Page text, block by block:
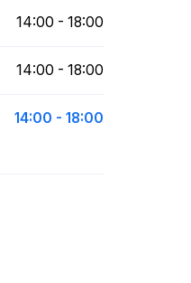
14:00 - 18:00
14:00 - 18:00
14:00 - 18:00